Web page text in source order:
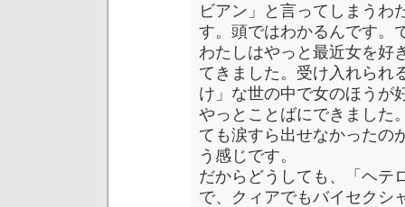
ビアン」と言ってしまうわ
す。頭ではわかるんです。
わたしはやっと最近女を好
てきました。受け入れられ
け」な世の中で女のほうが
やっとことばにできました
ても涙すら出せなかったの
う感じです。
だからどうしても、「ヘテ
で、クィアでもバイセクシ